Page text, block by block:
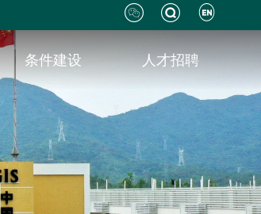
条件建设 人才招聘